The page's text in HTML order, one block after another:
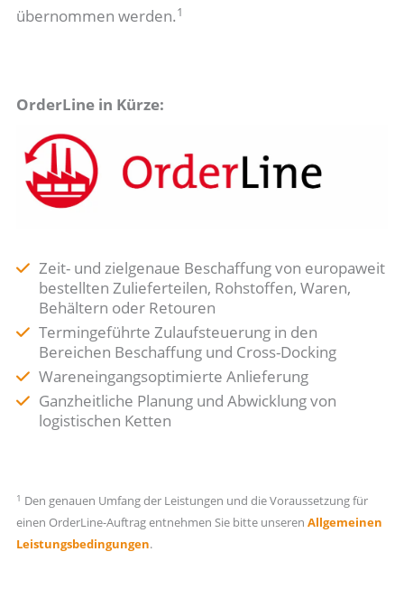
übernommen werden.1
OrderLine in Kürze:
Zeit- und zielgenaue Beschaffung von europaweit
bestellten Zulieferteilen, Rohstoffen, Waren,
Behältern oder Retouren
Termingeführte Zulaufsteuerung in den
Bereichen Beschaffung und Cross-Docking
Wareneingangsoptimierte Anlieferung
Ganzheitliche Planung und Abwicklung von
logistischen Ketten
1 Den genauen Umfang der Leistungen und die Voraussetzung für
einen OrderLine-Auftrag entnehmen Sie bitte unserenAllgemeinen
Leistungsbedingungen.